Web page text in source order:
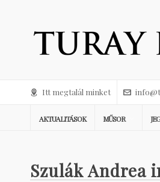
Itt megtalál minket
AKTUALITÁSOK MŰSOR
Szulák Andrea